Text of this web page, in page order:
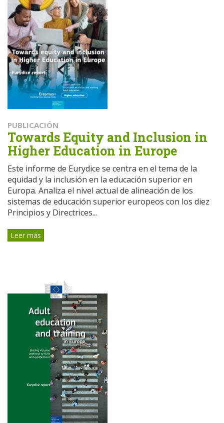
PUBLICACIÓN
Towards Equity and Inclusion in
Higher Education in Europe
Este informe de Eurydice se centra en el tema de la
equidad y la inclusión en la educación superior en
Europa. Analiza el nivel actual de alineación de los
sistemas de educación superior europeos con los diez
Principios y Directrices...
Leer más